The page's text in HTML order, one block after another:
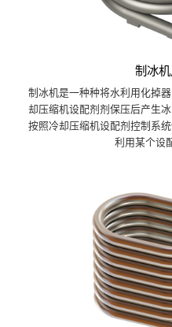
制冰
制冰机是一种种将水利用化掉
却压缩机设配剂剂保压后产生
按照冷却压缩机设配剂控制系
利用某个设